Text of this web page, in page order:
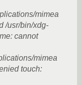
mimea
/usr/bin/xdg-
cannot
mimea
touch: